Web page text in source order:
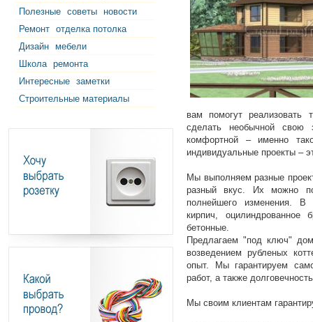
Полезные советы
новости
Ремонт отделка потолка
Дизайн
мебели
Школа ремонта
Интересные заметки
Строительные материалы
вам помогут реализовать
сделать необычной свою
комфортной – именно
индивидуальные проекты –
Мы выполняем разные
разный вкус. Их можно
полнейшего изменения. В
кирпич, оцилиндрованное
бетонные.
Предлагаем "под ключ"
возведением рубленых
опыт. Мы гарантируем
работ, а также
Мы своим клиентам